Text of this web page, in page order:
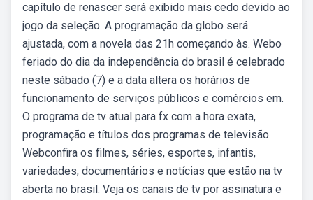
capítulo de renascer será exibido mais cedo devido ao
jogo da seleção. A programação da globo será
ajustada, com a novela das 21h começando às. Webo
feriado do dia da independência do brasil é celebrado
neste sábado (7) e a data altera os horários de
funcionamento de serviços públicos e comércios em.
O programa de tv atual para fx com a hora exata,
programação e títulos dos programas de televisão.
Webconfira os filmes, séries, esportes, infantis,
variedades, documentários e notícias que estão na tv
aberta no brasil. Veja os canais de tv por assinatura e